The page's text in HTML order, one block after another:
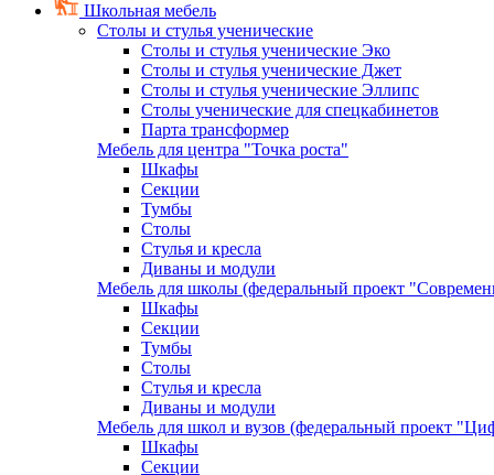
Школьная мебель
Столы и стулья ученические
Столы и стулья ученические Эко
Столы и стулья ученические Джет
Столы и стулья ученические Эллипс
Столы ученические для спецкабинетов
Парта трансформер
Мебель для центра "Точка роста"
Шкафы
Секции
Тумбы
Столы
Стулья и кресла
Диваны и модули
Мебель для школы (федеральный проект
Шкафы
Секции
Тумбы
Столы
Стулья и кресла
Диваны и модули
Мебель для школ и вузов (федеральный проект
Шкафы
Секции